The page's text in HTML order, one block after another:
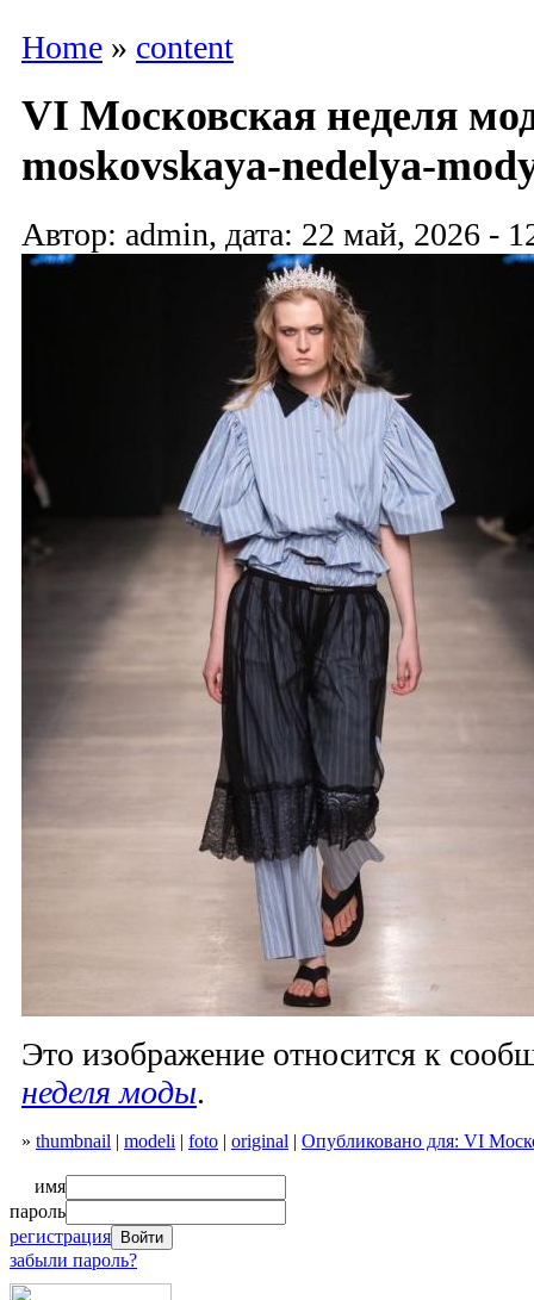
Home » content
VI Московская неделя
moskovskaya-nedelya-
Автор: admin, дата: 22 май, 2026 -
Это изображение относится к
неделя моды.
» thumbnail | modeli | foto | original | Опубликовано для: VI
имя
пароль
регистрация
забыли пароль?